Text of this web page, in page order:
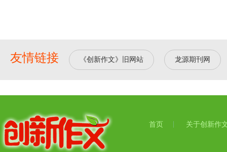
友情链接 《创新作文》旧网站 龙源期刊网
首页 关于创新作